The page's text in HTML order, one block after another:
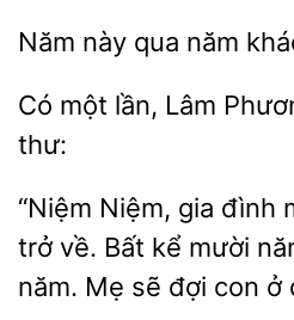
này năm
Có lần, Lâm
thư:
“Niệm Niệm, gia đình
trở về. Bất kể mười
năm.
sẽ đợi ở